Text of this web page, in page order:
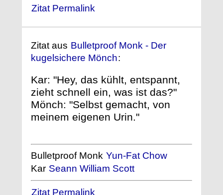
Zitat Permalink
Zitat aus Bulletproof Monk - Der
kugelsichere Mönch:
Kar: "Hey, das kühlt, entspannt,
zieht schnell ein, was ist das?"
Mönch: "Selbst gemacht, von
meinem eigenen Urin."
Bulletproof Monk Yun-Fat Chow
Kar Seann William Scott
Zitat Permalink